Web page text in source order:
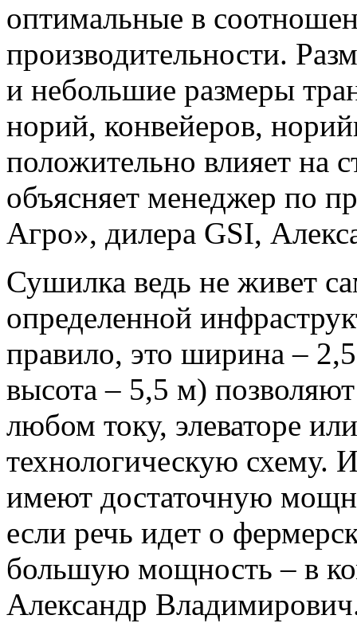
оптимальные в
производительности.
и небольшие размеры
норий, конвейеров,
положительно влияет на
объясняет менеджер по
Агро», дилера GSI,
Фінансові потреби не підлаштовуються під графік роботи
можливість отримати кошти в темну пору доби є
інтелектуальні системи обробляють запити без участі
результат навіть о другій годині ночі. Ви можете
декількох хвилин після схвалення, незалежно від вашого
сервіси, що пропонують таку опцію, читайте за посиланням:
na-kartku/
. Це надійний спосіб вирішити екстрені питання,
підключення до мережі.
Сушилка ведь не живет
определенной
правило, это ширина –
высота – 5,5 м)
любом току, элеваторе
технологическую схему.
имеют достаточную
если речь идет о
большую мощность – в
Александр